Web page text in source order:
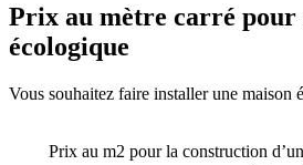
Prix au mètre carré pour
écologique
Vous souhaitez faire installer une maison
Prix au m2 pour la construction